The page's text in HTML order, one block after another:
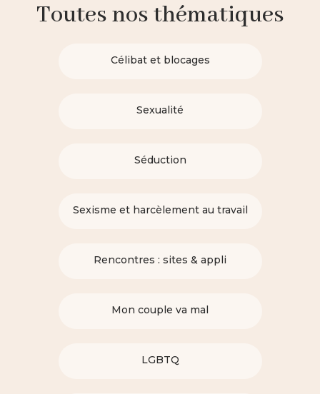
Toutes nos thématiques
Célibat et blocages
Sexualité
Séduction
Sexisme et harcèlement au travail
Rencontres : sites & appli
Mon couple va mal
LGBTQ